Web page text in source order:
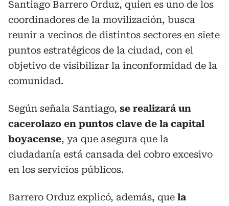
Santiago Barrero Orduz, quien es uno de los
coordinadores de la movilización, busca
reunir a vecinos de distintos sectores en siete
puntos estratégicos de la ciudad, con el
objetivo de visibilizar la inconformidad de la
comunidad.
Según señala Santiago, se realizará un
cacerolazo en puntos clave de la capital
boyacense, ya que asegura que la
ciudadanía está cansada del cobro excesivo
en los servicios públicos.
Barrero Orduz explicó, además, que la